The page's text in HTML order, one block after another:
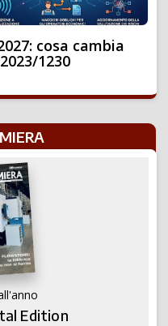
cosa cambia
1230
Edition